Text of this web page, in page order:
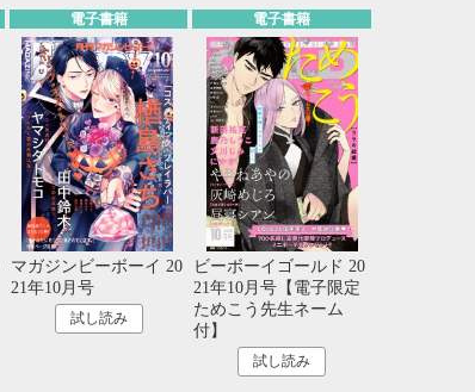
電子書籍
マガジンビーボーイ 20
21年10月号
試し読み
電子書籍
ビーボーイゴールド 20
21年10月号【電子限定
ためこう先生ネーム
付】
試し読み
15 16
17
22 23
24
29 30 31